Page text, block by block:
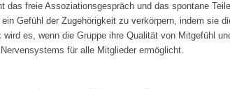
das freie Assoziationsgespräch und das spontane
Gefühl der Zugehörigkeit zu verkörpern, indem sie
wird es, wenn die Gruppe ihre Qualität von Mitgefühl
für alle Mitglieder ermöglicht.